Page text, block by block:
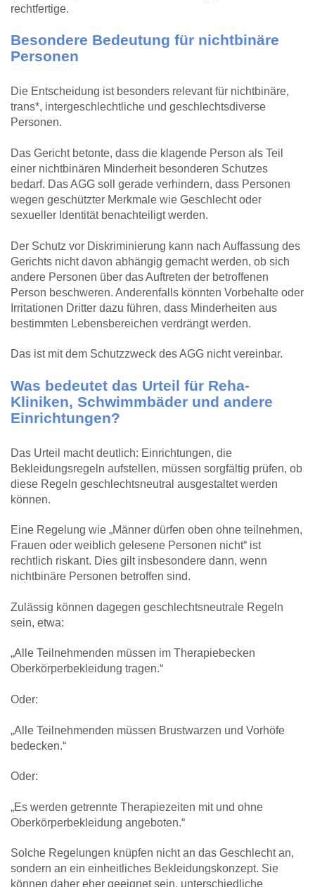
rechtfertige.
Besondere Bedeutung für nichtbinäre
Personen
Die Entscheidung ist besonders relevant für nichtbinäre,
trans*, intergeschlechtliche und geschlechtsdiverse
Personen.
Das Gericht betonte, dass die klagende Person als Teil
einer nichtbinären Minderheit besonderen Schutzes
bedarf. Das AGG soll gerade verhindern, dass Personen
wegen geschützter Merkmale wie Geschlecht oder
sexueller Identität benachteiligt werden.
Der Schutz vor Diskriminierung kann nach Auffassung des
Gerichts nicht davon abhängig gemacht werden, ob sich
andere Personen über das Auftreten der betroffenen
Person beschweren. Anderenfalls könnten Vorbehalte oder
Irritationen Dritter dazu führen, dass Minderheiten aus
bestimmten Lebensbereichen verdrängt werden.
Das ist mit dem Schutzzweck des AGG nicht vereinbar.
Was bedeutet das Urteil für Reha-
Kliniken, Schwimmbäder und andere
Einrichtungen?
Das Urteil macht deutlich: Einrichtungen, die
Bekleidungsregeln aufstellen, müssen sorgfältig prüfen, ob
diese Regeln geschlechtsneutral ausgestaltet werden
können.
Eine Regelung wie „Männer dürfen oben ohne teilnehmen,
Frauen oder weiblich gelesene Personen nicht“ ist
rechtlich riskant. Dies gilt insbesondere dann, wenn
nichtbinäre Personen betroffen sind.
Zulässig können dagegen geschlechtsneutrale Regeln
sein, etwa:
„Alle Teilnehmenden müssen im Therapiebecken
Oberkörperbekleidung tragen.“
Oder:
„Alle Teilnehmenden müssen Brustwarzen und Vorhöfe
bedecken.“
Oder:
„Es werden getrennte Therapiezeiten mit und ohne
Oberkörperbekleidung angeboten.“
Solche Regelungen knüpfen nicht an das Geschlecht an,
sondern an ein einheitliches Bekleidungskonzept. Sie
können daher eher geeignet sein, unterschiedliche